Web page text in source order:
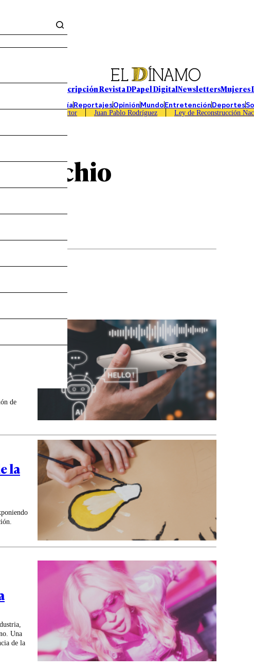
Suscripción Revista DPapel DigitalNewslettersMujeres
EconomíaReportajesOpiniónMundoEntretenciónDeportes
Caso Sartor Juan Pablo Rodríguez Ley de Reconstrucción
se
de
la
Una
de la